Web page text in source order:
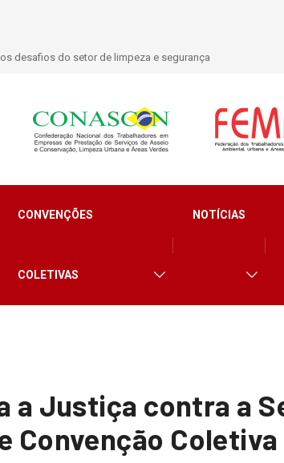
semestre de 2026
CONVENÇÕES
COLETIVAS
NOTÍCIAS
a Justiça contra a
Convenção Coletiva